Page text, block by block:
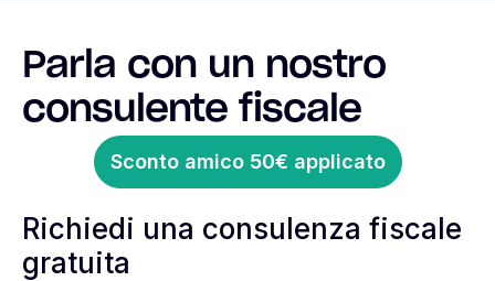
Parla con un nostro
consulente fiscale
Sconto amico 50€ applicato
Richiedi una consulenza fiscale
gratuita